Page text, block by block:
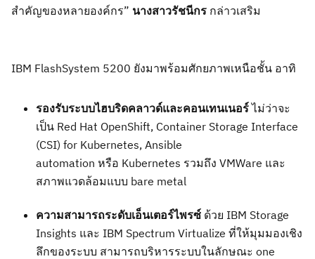
สำคัญของหลายองค์กร” นางสาวรัชนีกร กล่าวเสริม
IBM FlashSystem 5200 ยังมาพร้อมศักยภาพเหนือชั้น อาทิ
รองรับระบบไฮบริดคลาวด์และคอนเทนเนอร์ ไม่ว่าจะ
เป็น Red Hat OpenShift, Container Storage Interface
(CSI) for Kubernetes, Ansible
automation หรือ Kubernetes รวมถึง VMWare และ
สภาพแวดล้อมแบบ bare metal
ความสามารถระดับเอ็นเตอร์ไพรซ์ ด้วย IBM Storage
Insights และ IBM Spectrum Virtualize ที่ให้มุมมองเชิง
ลึกของระบบ สามารถบริหารระบบในลักษณะ one